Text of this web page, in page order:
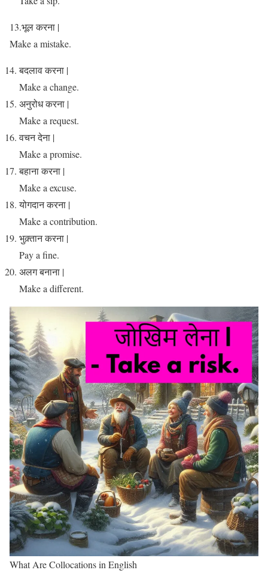
13.भूल करना |
Make a mistake.
बदलाव करना |
Make a change.
अनुरोध करना |
Make a request.
वचन देना |
Make a promise.
बहाना करना |
Make a excuse.
योगदान करना |
Make a contribution.
भुक़्तान करना |
Pay a fine.
अलग बनाना |
Make a different.
What Are Collocations in English